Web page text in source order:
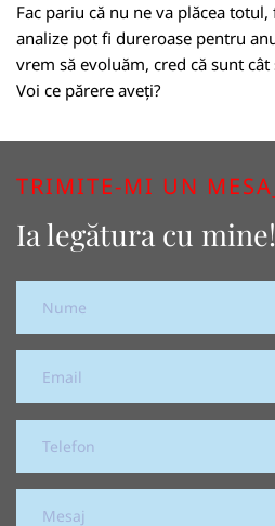
Fac pariu că nu ne va plăcea
analize pot fi dureroase pentru
vrem să evoluăm, cred că sunt
Voi ce părere aveți?
TRIMITE-MI UN
Ia legătura cu mine!